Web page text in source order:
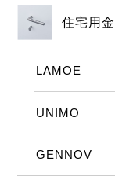
住宅用
LAMOE
UNIMO
GENNOV